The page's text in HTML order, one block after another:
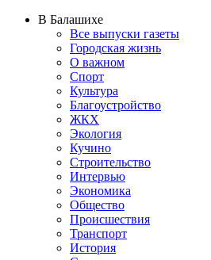
В Балашихе
Все выпуски газеты
Городская жизнь
О важном
Спорт
Культура
Благоустройство
ЖКХ
Экология
Кучино
Строительство
Интервью
Экономика
Общество
Происшествия
Транспорт
История